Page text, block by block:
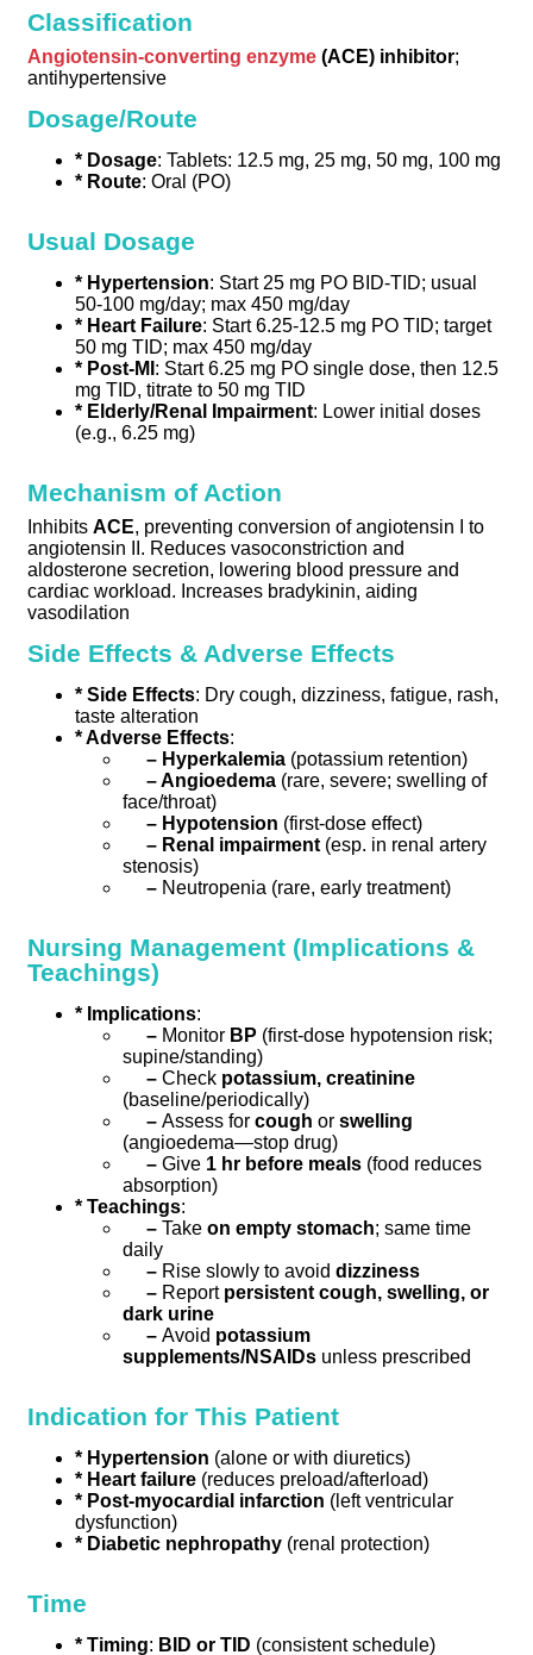
Classification
Angiotensin-converting enzyme (ACE) inhibitor;
antihypertensive
Dosage/Route
* Dosage: Tablets: 12.5 mg, 25 mg, 50 mg, 100 mg
* Route: Oral (PO)
Usual Dosage
* Hypertension: Start 25 mg PO BID-TID; usual
50-100 mg/day; max 450 mg/day
* Heart Failure: Start 6.25-12.5 mg PO TID; target
50 mg TID; max 450 mg/day
* Post-MI : Start 6.25 mg PO single dose, then 12.5
mg TID, titrate to 50 mg TID
* Elderly/Renal Impairment: Lower initial doses
(e.g., 6.25 mg)
Mechanism of Action
Inhibits ACE, preventing conversion of angiotensin I to
angiotensin II. Reduces vasoconstriction and
aldosterone secretion, lowering blood pressure and
cardiac workload. Increases bradykinin, aiding
vasodilation
Side Effects & Adverse Effects
* Side Effects: Dry cough, dizziness, fatigue, rash,
taste alteration
* Adverse Effects:
– Hyperkalemia (potassium retention)
– Angioedema (rare, severe; swelling of
face/throat)
– Hypotension (first-dose effect)
– Renal impairment (esp. in renal artery
stenosis)
– Neutropenia (rare, early treatment)
Nursing Management (Implications &
Teachings)
* Implications:
– Monitor BP (first-dose hypotension risk;
supine/standing)
– Check potassium, creatinine
(baseline/periodically)
– Assess for cough or swelling
(angioedema—stop drug)
– Give 1 hr before meals (food reduces
absorption)
* Teachings:
– Take on empty stomach; same time
daily
– Rise slowly to avoid dizziness
– Report persistent cough, swelling, or
dark urine
– Avoid potassium
supplements/NSAIDs unless prescribed
Indication for This Patient
* Hypertension (alone or with diuretics)
* Heart failure (reduces preload/afterload)
* Post-myocardial infarction (left ventricular
dysfunction)
* Diabetic nephropathy (renal protection)
Time
* Timing: BID or TID (consistent schedule)